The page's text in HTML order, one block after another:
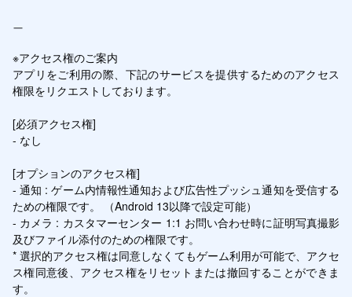
ㅡ
※アクセス権のご案内
アプリをご利用の際、下記のサービスを提供するためのアクセス
権限をリクエストしております。
[必須アクセス権]
- なし
[オプションのアクセス権]
- 通知 : ゲーム内情報性通知および広告性プッシュ通知を受信する
ための権限です。 （Android 13以降で設定可能）
- カメラ : カスタマーセンター 1:1 お問い合わせ時に証明写真撮影
及びファイル添付のための権限です。
* 選択的アクセス権は同意しなくてもゲーム利用が可能で、アクセ
ス権同意後、アクセス権をリセットまたは撤回することができま
す。